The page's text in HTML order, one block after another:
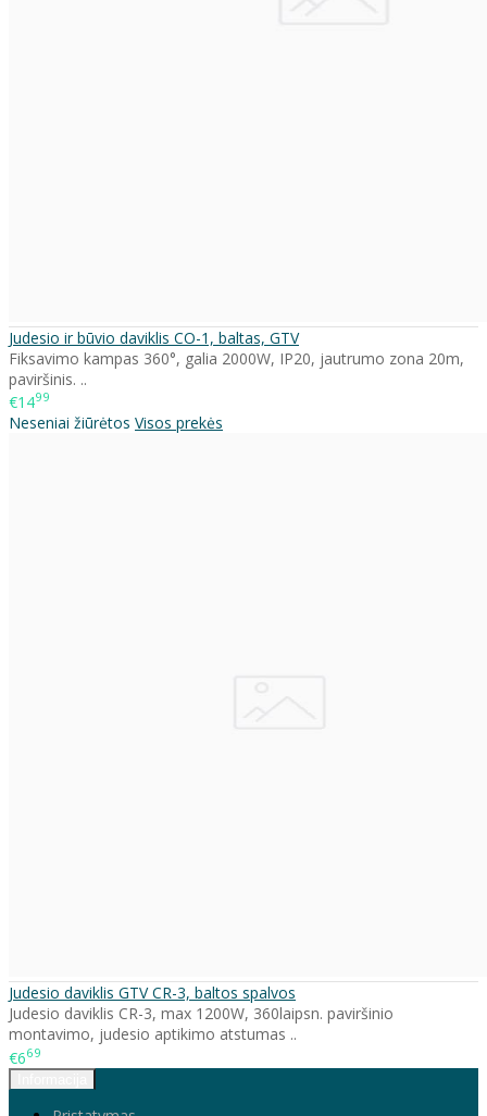
Judesio ir būvio daviklis CO-1, baltas, GTV
Fiksavimo kampas 360°, galia 2000W, IP20, jautrumo zona 20m,
paviršinis. ..
€1499
Neseniai žiūrėtos Visos prekės
Judesio daviklis GTV CR-3, baltos spalvos
Judesio daviklis CR-3, max 1200W, 360laipsn. paviršinio
montavimo, judesio aptikimo atstumas ..
€669